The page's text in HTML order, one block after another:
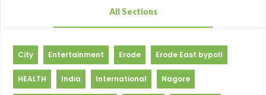
All Sections
City Entertainment Erode Erode East bypoll
HEALTH India International Nagore